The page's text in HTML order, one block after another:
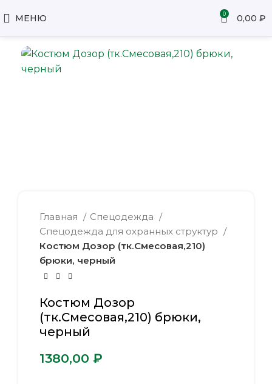
МЕНЮ 0 0,00 ₽
Главная
Спецодежда
Спецодежда для охранных структур
Костюм Дозор (тк.Смесовая,210)
брюки, черный
Костюм Дозор
(тк.Смесовая,210) брюки,
черный
₽